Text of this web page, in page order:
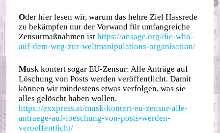
Oder hier lesen wir, warum das hehre Ziel Hassrede
zu bekämpfen nur der Vorwand für umfangreiche
Zensurmaßnahmen isthttps://ansage.org/die-who-
auf-dem-weg-zur-weltmanipulations-organisation/
Musk kontert sogar EU-Zensur: Alle Anträge auf
Löschung von Posts werden veröffentlicht. Damit
können wir mindestens etwas verfolgen, was sie
alles gelöscht haben wollen.
https://exxpress.at/musk-kontert-eu-zensur-alle-
antraege-auf-loeschung-von-posts-werden-
veroeffentlicht/